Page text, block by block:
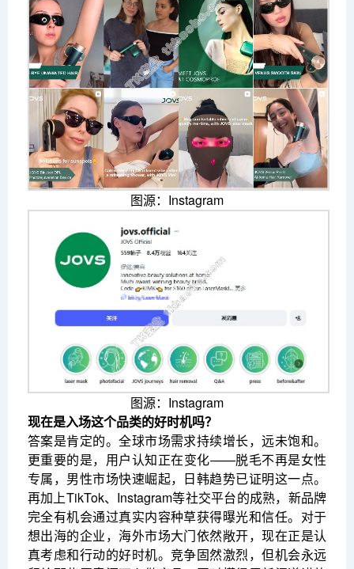
图源：Instagram
图源：Instagram
现在是入场这个品类的好时机吗？
答案是肯定的。全球市场需求持续增长，远未饱和。
更重要的是，用户认知正在变化——脱毛不再是女性
专属，男性市场快速崛起，日韩趋势已证明这一点。
再加上TikTok、Instagram等社交平台的成熟，新品牌
完全有机会通过真实内容种草获得曝光和信任。对于
想出海的企业，海外市场大门依然敞开，现在正是认
真考虑和行动的好时机。竞争固然激烈，但机会永远